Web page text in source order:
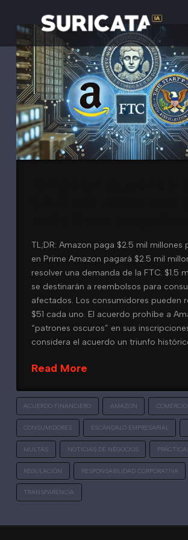
TL;DR: Amazon paga $2.5 mil millones
en Prime Amazon pagará $2.5 mil
resolver una demanda de la FTC. $1.5
se destinarán a reembolsos para
afectados. Los consumidores pueden
$51 cada uno. El acuerdo prohíbe a
“patrones oscuros” en sus
considera el acuerdo un triunfo
Read More
ACUERDO FINANCIERO AMAZON
CONSUMIDORES ESCÁNDALO EMPRESARIAL
MULTAS NOTICIAS DE NEGOCIOS
REGULACIÓN RESPONSABILIDAD CORPORATIVA
TRANSPARENCIA